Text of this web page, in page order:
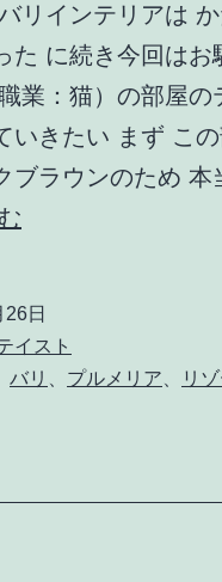
楽
と
リインテリアは
た に続き今回はお
業：猫）の部屋の
いきたい まず こ
ブラウンのため 本
の
バ
リ
テ
日
イスト
バリ 、 プルメリア、 リ